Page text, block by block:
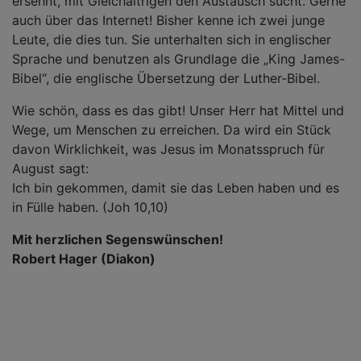
auch über das Internet! Bisher kenne ich zwei junge
Leute, die dies tun. Sie unterhalten sich in englischer
Sprache und benutzen als Grundlage die „King James-
Bibel“, die englische Übersetzung der Luther-Bibel.
Wie schön, dass es das gibt! Unser Herr hat Mittel und
Wege, um Menschen zu erreichen. Da wird ein Stück
davon Wirklichkeit, was Jesus im Monatsspruch für
August sagt:
Ich bin gekommen, damit sie das Leben haben und es
in Fülle haben. (Joh 10,10)
Mit herzlichen Segenswünschen!
Robert Hager (Diakon)